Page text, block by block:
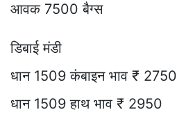
आवक 7500 बैग्स
डिबाई मंडी
धान 1509 कंबाइन भाव ₹ 2750
धान 1509 हाथ भाव ₹ 2950